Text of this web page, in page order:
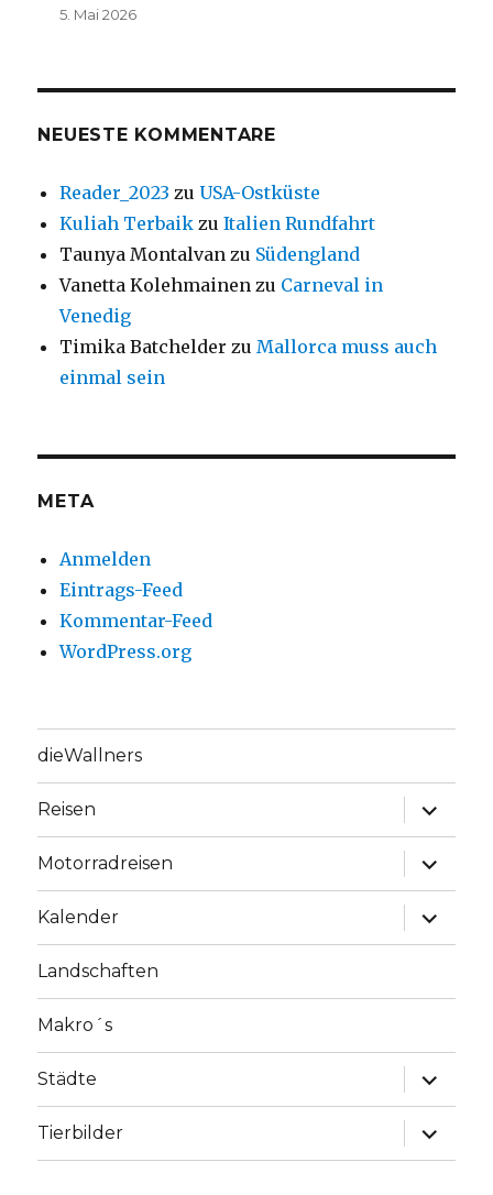
5. Mai 2026
NEUESTE KOMMENTARE
Reader_2023 zuUSA-Ostküste
Kuliah Terbaik zuItalien Rundfahrt
Taunya Montalvan zu Südengland
Vanetta Kolehmainen zu Carneval in
Venedig
Timika Batchelder zu Mallorca muss auch
einmal sein
META
Anmelden
Eintrags-Feed
Kommentar-Feed
WordPress.org
dieWallners
Reisen
Motorradreisen
Kalender
Landschaften
Makro´s
Städte
Tierbilder